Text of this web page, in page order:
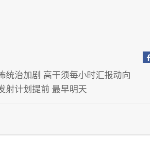
统治加剧 高干须每小时汇报动向
射计划提前 最早明天